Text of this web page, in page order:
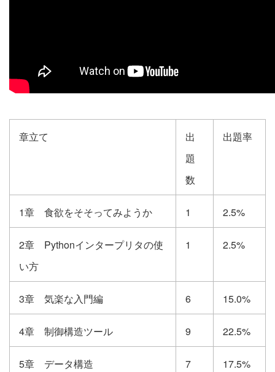
章立て
出
題
数
出題率
1章 食欲をそそってみようか 1 2.5%
2章 Pythonインタープリタの使
い方
1 2.5%
3章 気楽な入門編 6 15.0%
4章 制御構造ツール 9 22.5%
5章 データ構造 7 17.5%